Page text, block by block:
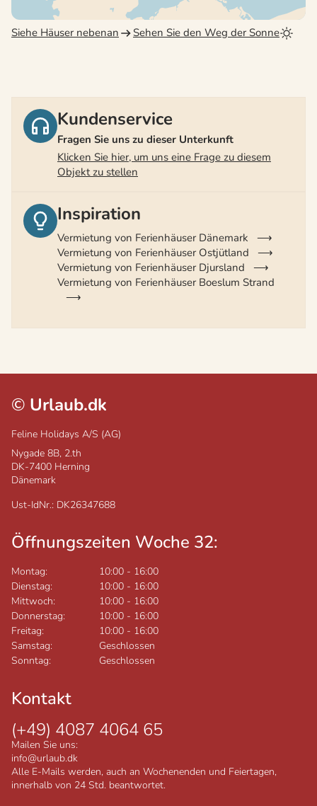
Siehe Häuser nebenan Sehen Sie den Weg der Sonne
Kundenservice
Fragen Sie uns zu dieser Unterkunft
Klicken Sie hier, um uns eine Frage zu diesem
Objekt zu stellen
Inspiration
Vermietung von Ferienhäuser Dänemark
Vermietung von Ferienhäuser Ostjütland
Vermietung von Ferienhäuser Djursland
Vermietung von Ferienhäuser Boeslum Strand
© Urlaub.dk
Feline Holidays A/S (AG)
Nygade 8B, 2.th
DK-7400 Herning
Dänemark
Ust-IdNr.: DK26347688
Öffnungszeiten Woche 32:
Montag: 10:00 - 16:00
Dienstag:
10:00 - 16:00
Mittwoch:
10:00 - 16:00
Donnerstag:
10:00 - 16:00
Freitag:
10:00 - 16:00
Samstag:
Geschlossen
Sonntag:
Geschlossen
Kontakt
(+49) 4087 4064 65
Mailen Sie uns:
info@urlaub.dk
Alle E-Mails werden, auch an Wochenenden und Feiertagen,
innerhalb von 24 Std. beantwortet.